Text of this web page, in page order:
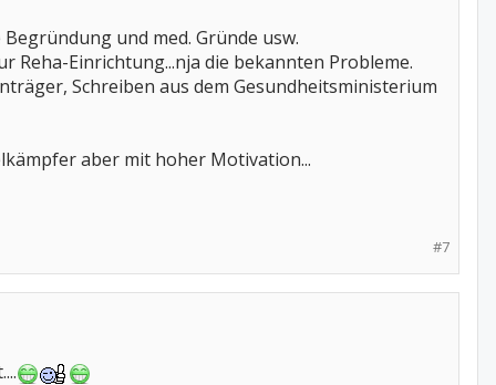
und med. Gründe usw.
Reha-Einrichtung...nja die bekannten Probleme.
Schreiben aus dem Gesundheitsministerium
aber mit hoher Motivation...
#7